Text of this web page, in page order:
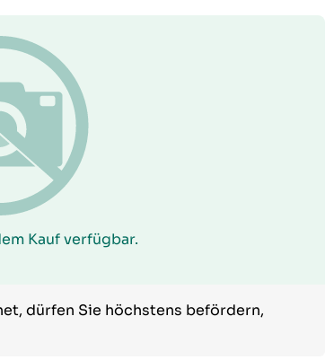
Kauf verfügbar.
dürfen Sie höchstens befördern,